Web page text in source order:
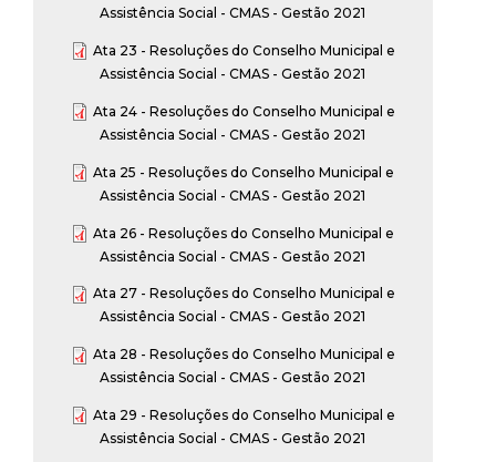
Assistência Social - CMAS - Gestão 2021
Ata 23 - Resoluções do Conselho Municipal e
Assistência Social - CMAS - Gestão 2021
Ata 24 - Resoluções do Conselho Municipal e
Assistência Social - CMAS - Gestão 2021
Ata 25 - Resoluções do Conselho Municipal e
Assistência Social - CMAS - Gestão 2021
Ata 26 - Resoluções do Conselho Municipal e
Assistência Social - CMAS - Gestão 2021
Ata 27 - Resoluções do Conselho Municipal e
Assistência Social - CMAS - Gestão 2021
Ata 28 - Resoluções do Conselho Municipal e
Assistência Social - CMAS - Gestão 2021
Ata 29 - Resoluções do Conselho Municipal e
Assistência Social - CMAS - Gestão 2021